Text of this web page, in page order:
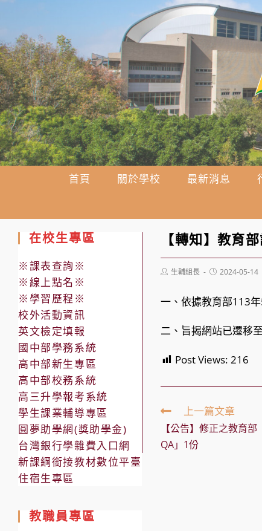
至
主
要
內
容
首頁 關於學校 最新消息
【轉知】教育
Post生輔組長
Post2024-05-14
一、依據教育部113
二、旨揭網站已遷移
Post Views: 216
Read
more
articles
上一篇文章
【公告】修正之教育
QA」1份
在校生專區
※課表查詢※
※線上點名※
※學習歷程※
校外活動資訊
英文檢定填報
國中部學務系統
高中部新生專區
高中部校務系統
高三升學報考系統
學生課業輔導專區
圓夢助學網(獎助學金)
台灣銀行學雜費入口網
新課綱銜接教材數位平臺
住宿生專區
教職員專區